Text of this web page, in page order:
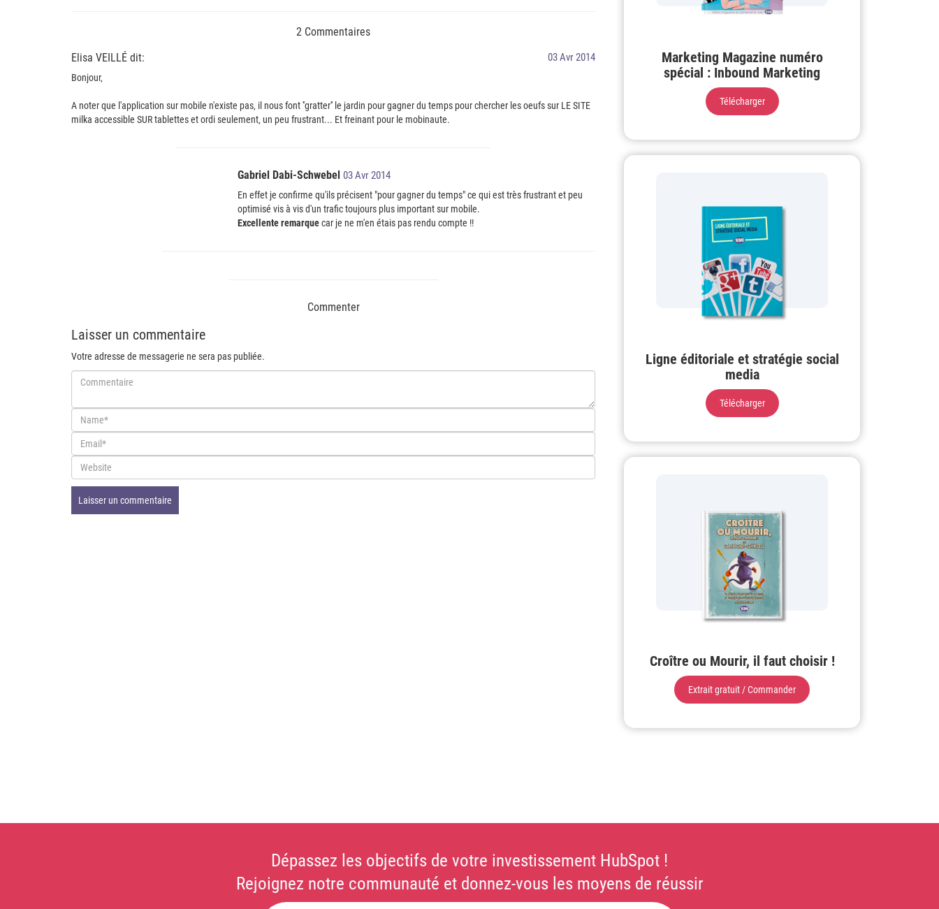
2 Commentaires
Elisa VEILLÉ dit:
03 Avr 2014
Bonjour‚
A noter que l'application sur mobile n'existe pas‚ il nous font ''gratter'' le jardin pour gagner du temps pour chercher les oeufs sur LE SITE
milka accessible SUR tablettes et ordi seulement‚ un peu frustrant... Et freinant pour le mobinaute.
Gabriel Dabi-Schwebel 03 Avr 2014
En effet je confirme qu'ils précisent "pour gagner du temps" ce qui est très frustrant et peu
optimisé vis à vis d'un trafic toujours plus important sur mobile.
Excellente remarquecar je ne m'en étais pas rendu compte !!
Commenter
Laisser un commentaire
Votre adresse de messagerie ne sera pas publiée.
Marketing Magazine numéro
spécial : Inbound Marketing
Télécharger
Ligne éditoriale et stratégie social
media
Télécharger
Croître ou Mourir, il faut choisir !
Extrait gratuit / Commander
Dépassez les objectifs de votre investissement HubSpot !
Rejoignez notre communauté et donnez-vous les moyens de réussir